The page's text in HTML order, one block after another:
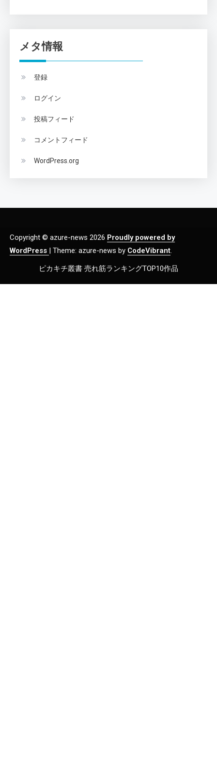
メタ情報
登録
ログイン
投稿フィード
コメントフィード
WordPress.org
Copyright © azure-news 2026 Proudly powered by
WordPress | Theme: azure-news by CodeVibrant.
ピカキチ叢書 売れ筋ランキングTOP10作品